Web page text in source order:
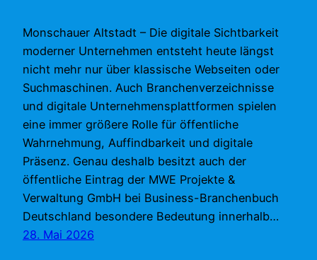
Monschauer Altstadt – Die digitale Sichtbarkeit
moderner Unternehmen entsteht heute längst
nicht mehr nur über klassische Webseiten oder
Suchmaschinen. Auch Branchenverzeichnisse
und digitale Unternehmensplattformen spielen
eine immer größere Rolle für öffentliche
Wahrnehmung, Auffindbarkeit und digitale
Präsenz. Genau deshalb besitzt auch der
öffentliche Eintrag der MWE Projekte &
Verwaltung GmbH bei Business-Branchenbuch
Deutschland besondere Bedeutung innerhalb…
28. Mai 2026